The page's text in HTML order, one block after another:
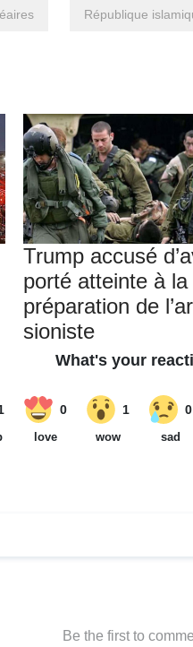
République
Trump accusé
porté atteinte à la
préparation de
sioniste